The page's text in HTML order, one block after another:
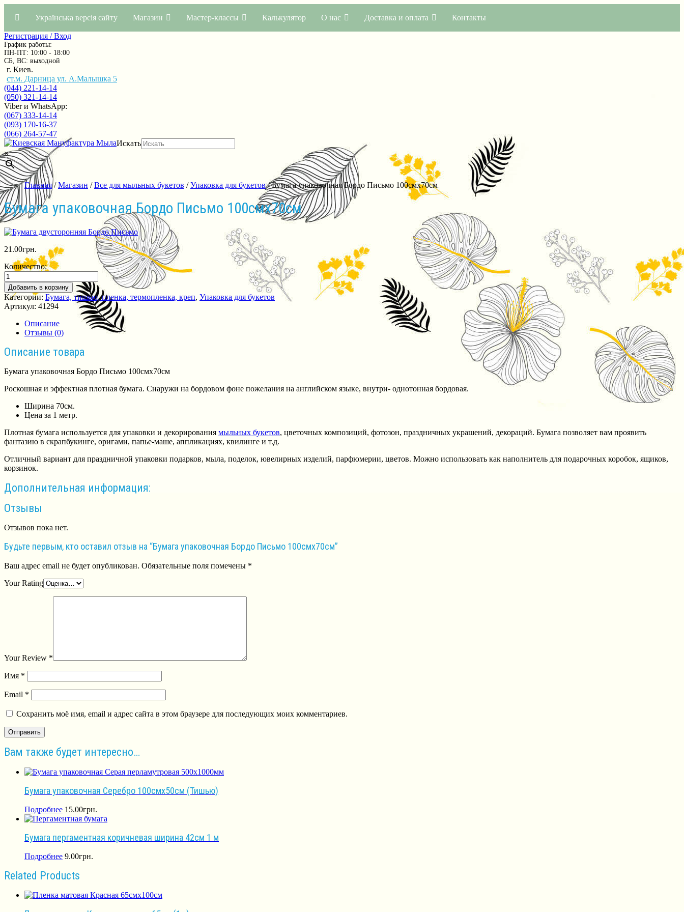
Українська версія сайту Магазин Мастер-классы Калькулятор О нас Доставка и оплата Контакты
Регистрация / Вход
График работы:
ПН-ПТ: 10:00 - 18:00
СБ, ВС: выходной
г. Киев.
ст.м. Дарница ул. А.Малышка 5
(044) 221-14-14
(050) 321-14-14
Viber и WhatsApp:
(067) 333-14-14
(093) 170-16-37
(066) 264-57-47
Искать
×
Главная/Магазин /Все для мыльных букетов /Упаковка для букетов/ Бумага упаковочная Бордо Письмо 100смх70см
Бумага упаковочная Бордо Письмо 100смх70см
21.00грн.
Количество:
Добавить в корзину
Категории: Бумага, тишью, пленка, термопленка, креп, Упаковка для букетов
Артикул: 41294
Описание
Отзывы (0)
Описание товара
Бумага упаковочная Бордо Письмо 100смх70см
Роскошная и эффектная плотная бумага. Снаружи на бордовом фоне пожелания на английском языке, внутри- однотонная бордовая.
Ширина 70см.
Цена за 1 метр.
Плотная бумага используется для упаковки и декорирования мыльных букетов, цветочных композиций, фотозон, праздничных украшений, декораций. Бумага позволяет вам проявить
фантазию в скрапбукинге, оригами, папье-маше, аппликациях, квилинге и т.д.
Отличный вариант для праздничной упаковки подарков, мыла, поделок, ювелирных изделий, парфюмерии, цветов. Можно использовать как наполнитель для подарочных коробок, ящиков,
корзинок.
Дополнительная информация:
Отзывы
Отзывов пока нет.
Будьте первым, кто оставил отзыв на “Бумага упаковочная Бордо Письмо 100смх70см”
Ваш адрес email не будет опубликован. Обязательные поля помечены *
Your Rating
Your Review *
Имя *
Email *
Сохранить моё имя, email и адрес сайта в этом браузере для последующих моих комментариев.
Вам также будет интересно…
Бумага упаковочная Серебро 100смх50см (Тишью)
Подробнее 15.00грн.
Бумага пергаментная коричневая ширина 42см 1 м
Подробнее 9.00грн.
Related Products